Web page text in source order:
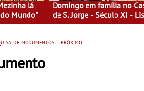
lá
do Mundo"
Domingo em família no
de S. Jorge - Século XI -
Fora do Condado
de monumentos próximo